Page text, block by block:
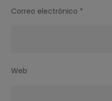
Correo electrónico *
Web